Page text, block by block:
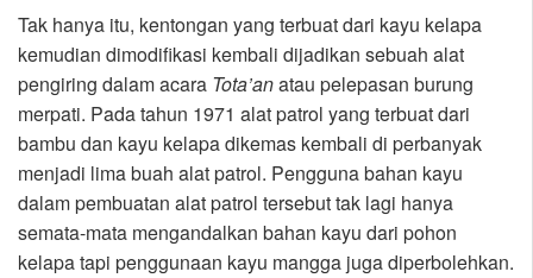
Tak hanya itu, kentongan yang terbuat dari kayu kelapa
kemudian dimodifikasi kembali dijadikan sebuah alat
pengiring dalam acara Tota’anatau pelepasan burung
merpati. Pada tahun 1971 alat patrol yang terbuat dari
bambu dan kayu kelapa dikemas kembali di perbanyak
menjadi lima buah alat patrol. Pengguna bahan kayu
dalam pembuatan alat patrol tersebut tak lagi hanya
semata-mata mengandalkan bahan kayu dari pohon
kelapa tapi penggunaan kayu mangga juga diperbolehkan.